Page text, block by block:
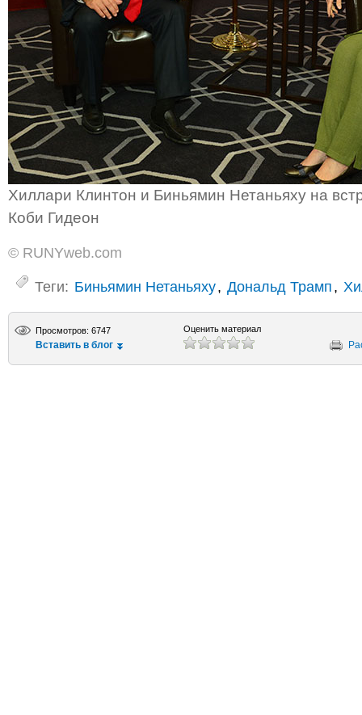
Хиллари Клинтон и Биньямин Нетаньяху на
Коби Гидеон
© RUNYweb.com
Теги: Биньямин Нетаньяху, Дональд Трамп,
Просмотров: 6747
Вставить в блог
Оценить материал